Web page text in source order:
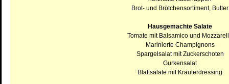
Brot- und Brötchensortiment, Butter
Hausgemachte Salate
Tomate mit Balsamico und
Marinierte Champignons
Spargelsalat mit Zuckerschoten
Gurkensalat
Blattsalate mit Kräuterdressing